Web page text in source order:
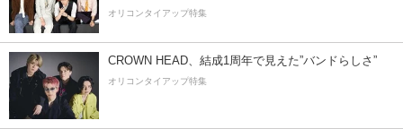
オリコンタイアップ特集
CROWN HEAD、結成1周年で見えた”バンドらしさ”
オリコンタイアップ特集